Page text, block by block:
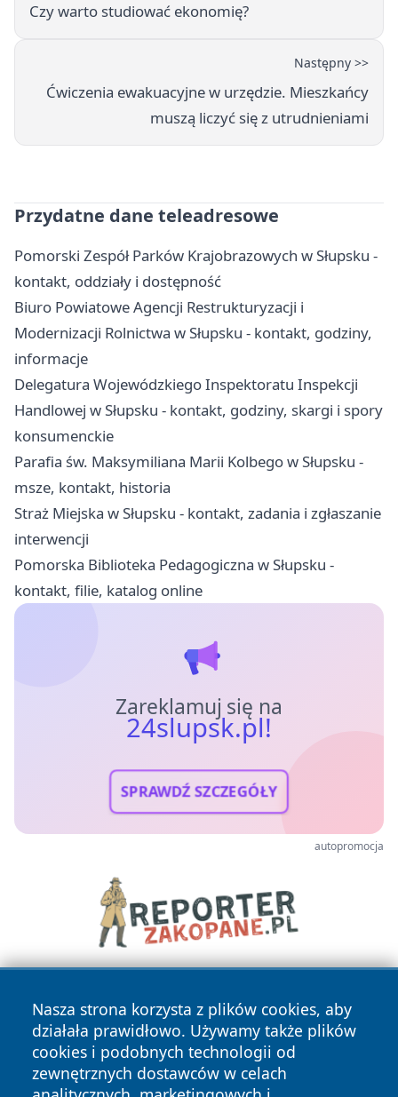
Czy warto studiować ekonomię?
Następny >>
Ćwiczenia ewakuacyjne w urzędzie. Mieszkańcy
muszą liczyć się z utrudnieniami
Przydatne dane teleadresowe
Pomorski Zespół Parków Krajobrazowych w Słupsku -
kontakt, oddziały i dostępność
Biuro Powiatowe Agencji Restrukturyzacji i
Modernizacji Rolnictwa w Słupsku - kontakt, godziny,
informacje
Delegatura Wojewódzkiego Inspektoratu Inspekcji
Handlowej w Słupsku - kontakt, godziny, skargi i spory
konsumenckie
Parafia św. Maksymiliana Marii Kolbego w Słupsku -
msze, kontakt, historia
Straż Miejska w Słupsku - kontakt, zadania i zgłaszanie
interwencji
Pomorska Biblioteka Pedagogiczna w Słupsku -
kontakt, filie, katalog online
Zareklamuj się na
24slupsk.pl!
SPRAWDŹ SZCZEGÓŁY
autopromocja
Nasza strona korzysta z plików cookies, aby
działała prawidłowo. Używamy także plików
cookies i podobnych technologii od
zewnętrznych dostawców w celach